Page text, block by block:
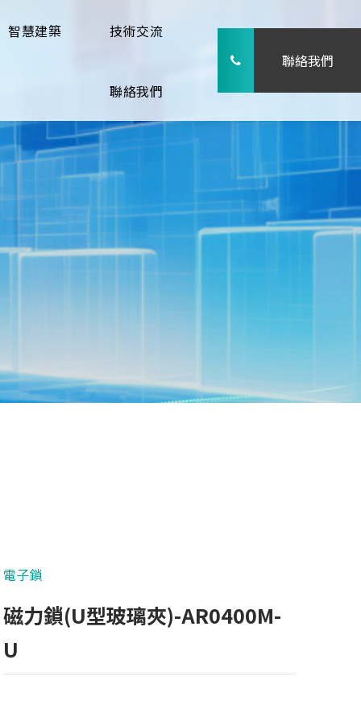
智慧建築 技術交流
聯絡我們
聯絡我們
電子鎖
磁力鎖(U型玻璃夾)-AR0400M-
U